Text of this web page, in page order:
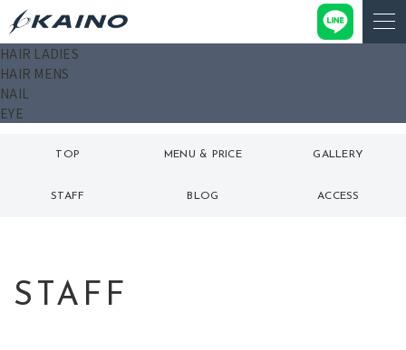
HAIR LADIES
HAIR MENS
NAIL
EYE
TOP
トップ
MENU & PRICE
メニュー
GALLERY
ギャラリー
STAFF BLOG ACCESS
STAFF